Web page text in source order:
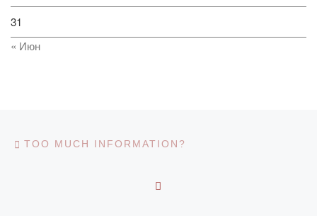
31
« Июн
Навигация по записям
TOO MUCH INFORMATION?